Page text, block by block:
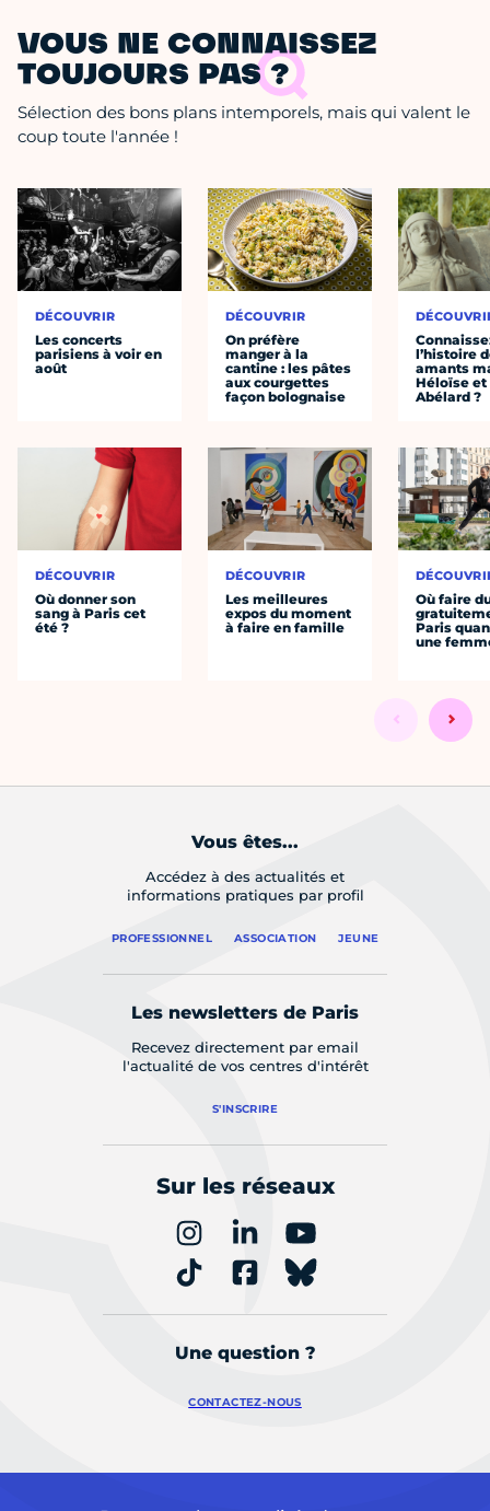
VOUS NE CONNAISSEZ
TOUJOURS PAS ?
Sélection des bons plans intemporels, mais qui valent le
coup toute l'année !
DÉCOUVRIR
Les concerts
parisiens à voir en
août
DÉCOUVRIR
Où donner son
sang à Paris cet
été ?
DÉCOUVRIR
On préfère
manger à la
cantine : les pâtes
aux courgettes
façon bolognaise
DÉCOUVRIR
Les meilleures
expos du moment
à faire en famille
l’histoire
amants
Héloïse et
Abélard ?
Où faire
Paris
une
Vous êtes...
Accédez à des actualités et
informations pratiques par profil
PROFESSIONNEL ASSOCIATION JEUNE
Les newsletters de Paris
Recevez directement par email
l'actualité de vos centres d'intérêt
S'INSCRIRE
Sur les réseaux
Une question ?
CONTACTEZ-NOUS